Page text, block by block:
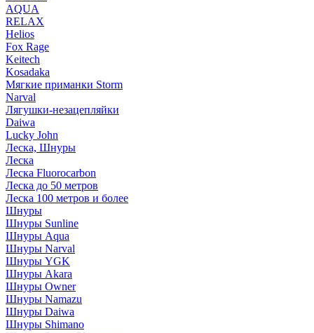
AQUA
RELAX
Helios
Fox Rage
Keitech
Kosadaka
Мягкие приманки Storm
Narval
Лягушки-незацепляйки
Daiwa
Lucky John
Леска, Шнуры
Леска
Леска Fluorocarbon
Леска до 50 метров
Леска 100 метров и более
Шнуры
Шнуры Sunline
Шнуры Aqua
Шнуры Narval
Шнуры YGK
Шнуры Akara
Шнуры Owner
Шнуры Namazu
Шнуры Daiwa
Шнуры Shimano